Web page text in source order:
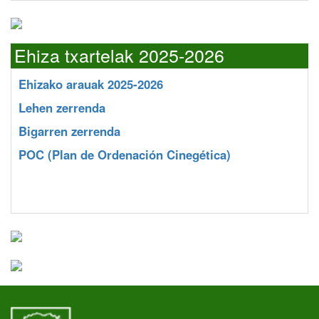
Ehiza txartelak 2025-2026
Ehizako arauak 2025-2026
Lehen zerrenda
Bigarren zerrenda
POC (Plan de Ordenación Cinegética)